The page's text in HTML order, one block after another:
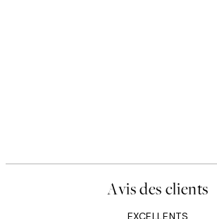
Avis des clients
EXCELLENTS